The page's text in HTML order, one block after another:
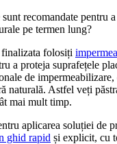
recomandate pentru
pe termen lung?
finalizata folosiți
a proteja suprafețele
de impermeabilizare,
naturală. Astfel veți
mai mult timp.
aplicarea soluției de
ghid rapid și explicit, cu